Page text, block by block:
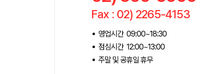
Fax : 02) 2265-4153
영업시간 09:00~18:30
점심시간 12:00~13:00
주말 및 공휴일 휴무